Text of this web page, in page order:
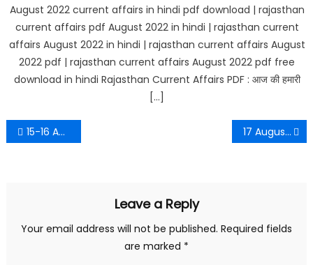
August 2022 current affairs in hindi pdf download | rajasthan
current affairs pdf August 2022 in hindi | rajasthan current
affairs August 2022 in hindi | rajasthan current affairs August
2022 pdf | rajasthan current affairs August 2022 pdf free
download in hindi Rajasthan Current Affairs PDF : आज की हमारी
[…]
Post
15-16 August MP Current Affairs 17 August 2022 Rajasthan Current Affairs PDF in Hindi
Leave a Reply
Your email address will not be published. Required fields
are marked *